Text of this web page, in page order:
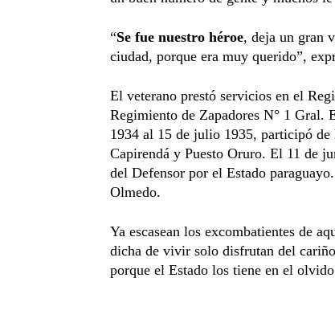
“Se fue nuestro héroe, deja un gran
ciudad, porque era muy querido”,
El veterano prestó servicios en el
Regimiento de Zapadores N° 1 Gral.
1934 al 15 de julio 1935, participó
Capirendá y Puesto Oruro. El 11 de
del Defensor por el Estado
Olmedo.
Ya escasean los excombatientes de
dicha de vivir solo disfrutan del
porque el Estado los tiene en el